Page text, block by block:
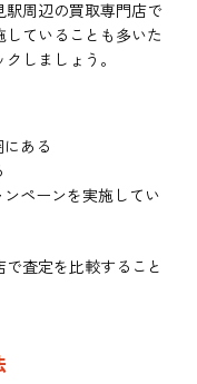
周辺の買取専門店で
ていることも多いた
しましょう。
ある
ペーンを実施してい
査定を比較すること